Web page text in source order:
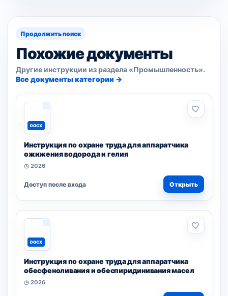
Продолжить поиск
Похожие документы
Другие инструкции из раздела «Промышленность».
Все документы категории →
DOCX
Инструкция по охране труда для аппаратчика
ожижения водорода и гелия
◷ 2026
Доступ после входа Открыть
DOCX
Инструкция по охране труда для аппаратчика
обесфеноливания и обеспиридинивания масел
◷ 2026